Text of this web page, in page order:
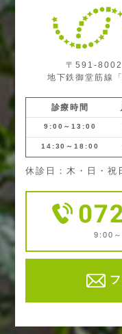
〒591-8002
地下鉄御堂筋線
診療時間
9:00～13:00
14:30～18:00
休診日：木・日・祝
9:00